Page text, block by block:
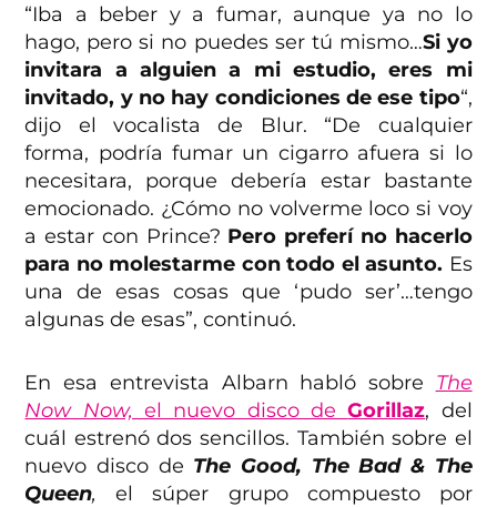
“Iba a beber y a fumar, aunque ya no lo
hago, pero si no puedes ser tú mismo…Si yo
invitara a alguien a mi estudio, eres mi
invitado, y no hay condiciones de ese tipo“,
dijo el vocalista de Blur. “De cualquier
forma, podría fumar un cigarro afuera si lo
necesitara, porque debería estar bastante
emocionado. ¿Cómo no volverme loco si voy
a estar con Prince? Pero preferí no hacerlo
para no molestarme con todo el asunto. Es
una de esas cosas que ‘pudo ser’…tengo
algunas de esas”, continuó.
En esa entrevista Albarn habló sobre The
Now Now,el nuevo disco deGorillaz, del
cuál estrenó dos sencillos. También sobre el
nuevo disco de The Good, The Bad & The
Queen,el súper grupo compuesto por